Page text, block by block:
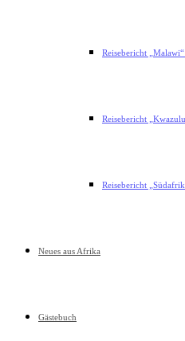
Reisebericht
Reisebericht
Reisebericht
Neues aus Afrika
Gästebuch